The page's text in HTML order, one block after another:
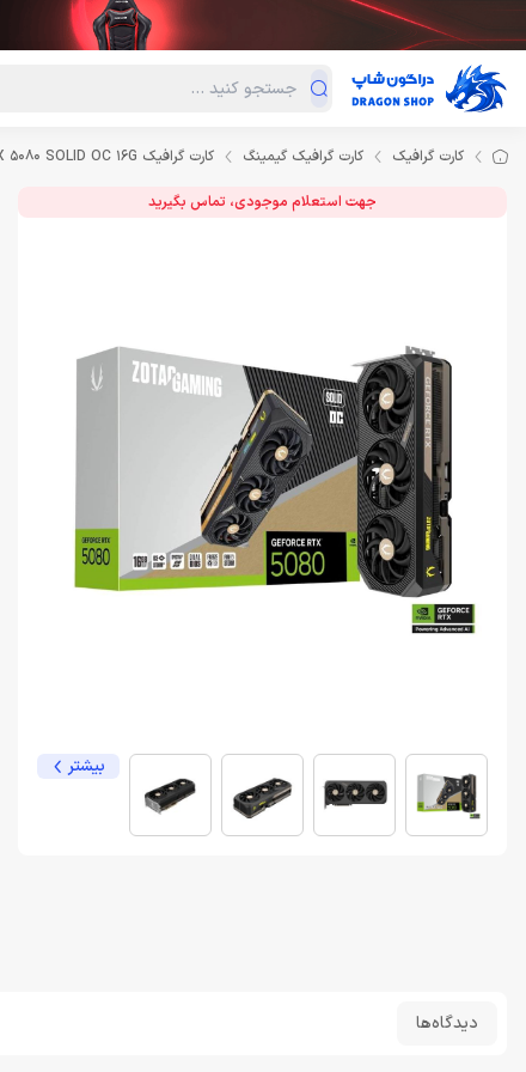
دسته‌بندی محصولات فروش ویژه
کارت گرافیک کارت گرافیک گیمینگ کارت گرافیک ZOTAC GAMING GeForce RTX 5080 SOLID OC 16G
جهت استعلام موجودی، تماس بگیرید
بیشتر
دیدگاه‌ها